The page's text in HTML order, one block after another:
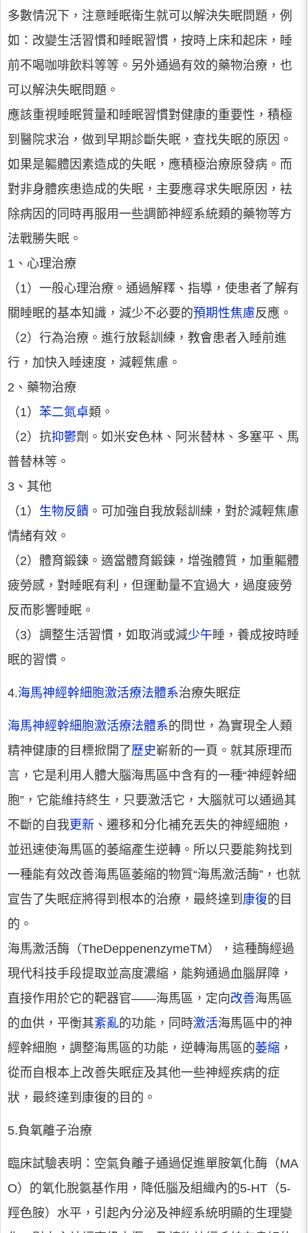
多數情況下，注意睡眠衛生就可以解決失眠問題，例
如：改變生活習慣和睡眠習慣，按時上床和起床，睡
前不喝咖啡飲料等等。另外通過有效的藥物治療，也
可以解決失眠問題。
應該重視睡眠質量和睡眠習慣對健康的重要性，積極
到醫院求治，做到早期診斷失眠，查找失眠的原因。
如果是軀體因素造成的失眠，應積極治療原發病。而
對非身體疾患造成的失眠，主要應尋求失眠原因，袪
除病因的同時再服用一些調節神經系統類的藥物等方
法戰勝失眠。
1、心理治療
（1）一般心理治療。通過解釋、指導，使患者了解有
關睡眠的基本知識，減少不必要的預期性焦慮反應。
（2）行為治療。進行放鬆訓練，教會患者入睡前進
行，加快入睡速度，減輕焦慮。
2、藥物治療
（1） 苯二氮卓類。
（2）抗抑鬱劑。如米安色林、阿米替林、多塞平、馬
普替林等。
3、其他
（1） 生物反饋 。可加強自我放鬆訓練，對於減輕焦慮
情緒有效。
（2）體育鍛鍊。適當體育鍛鍊，增強體質，加重軀體
疲勞感，對睡眠有利，但運動量不宜過大，過度疲勞
反而影響睡眠。
（3）調整生活習慣，如取消或減少午睡，養成按時睡
眠的習慣。
4.海馬神經幹細胞激活療法體系治療失眠症
海馬神經幹細胞激活療法體系的問世，為實現全人類
精神健康的目標掀開了歷史嶄新的一頁。就其原理而
言，它是利用人體大腦海馬區中含有的一種“神經幹細
胞”，它能維持終生，只要激活它，大腦就可以通過其
不斷的自我更新 、遷移和分化補充丟失的神經細胞，
並迅速使海馬區的萎縮產生逆轉。所以只要能夠找到
一種能有效改善海馬區萎縮的物質“海馬激活酶”，也就
宣告了失眠症將得到根本的治療，最終達到 康復的目
的。
海馬激活酶（TheDeppenenzymeTM），這種酶經過
現代科技手段提取並高度濃縮，能夠通過血腦屏障，
直接作用於它的靶器官——海馬區，定向改善海馬區
的血供，平衡其紊亂的功能，同時激活海馬區中的神
經幹細胞，調整海馬區的功能，逆轉海馬區的萎縮 ，
從而自根本上改善失眠症及其他一些神經疾病的症
狀，最終達到康復的目的。
5.負氧離子治療
臨床試驗表明：空氣負離子通過促進單胺氧化酶（MA
O）的氧化脫氨基作用，降低腦及組織內的5-HT（5-
羥色胺）水平，引起內分泌及神經系統明顯的生理變